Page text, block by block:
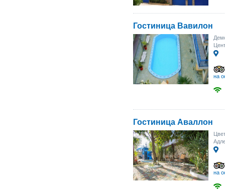
Гостиница Вавилон
на
Гостиница Аваллон
на